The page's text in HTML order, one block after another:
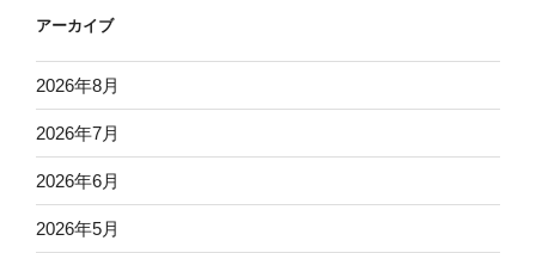
アーカイブ
2026年8月
2026年7月
2026年6月
2026年5月